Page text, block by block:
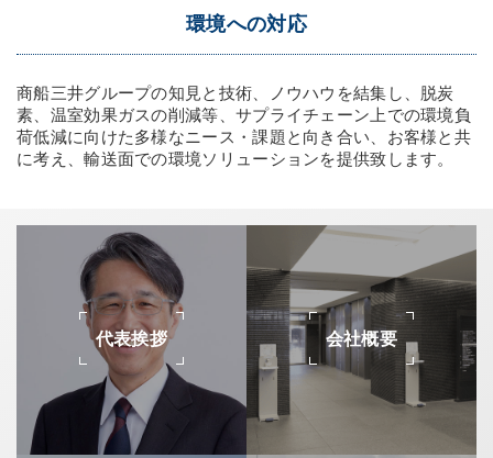
環境への対応
商船三井グループの知見と技術、ノウハウを結集し、脱炭
素、温室効果ガスの削減等、サプライチェーン上での環境負
荷低減に向けた多様なニース・課題と向き合い、お客様と共
に考え、輸送面での環境ソリューションを提供致します。
代表挨拶 会社概要